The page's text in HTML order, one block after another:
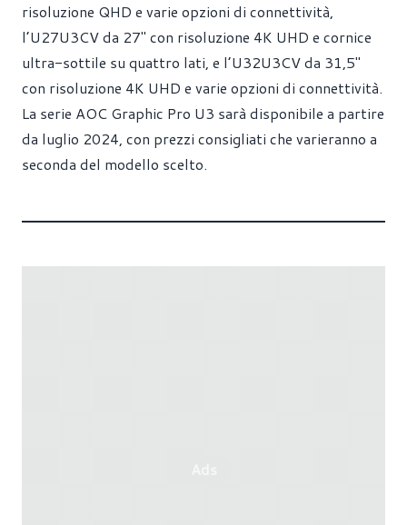
risoluzione QHD e varie opzioni di connettività,
l’U27U3CV da 27" con risoluzione 4K UHD e cornice
ultra-sottile su quattro lati, e l’U32U3CV da 31,5"
con risoluzione 4K UHD e varie opzioni di connettività.
La serie AOC Graphic Pro U3 sarà disponibile a partire
da luglio 2024, con prezzi consigliati che varieranno a
seconda del modello scelto.